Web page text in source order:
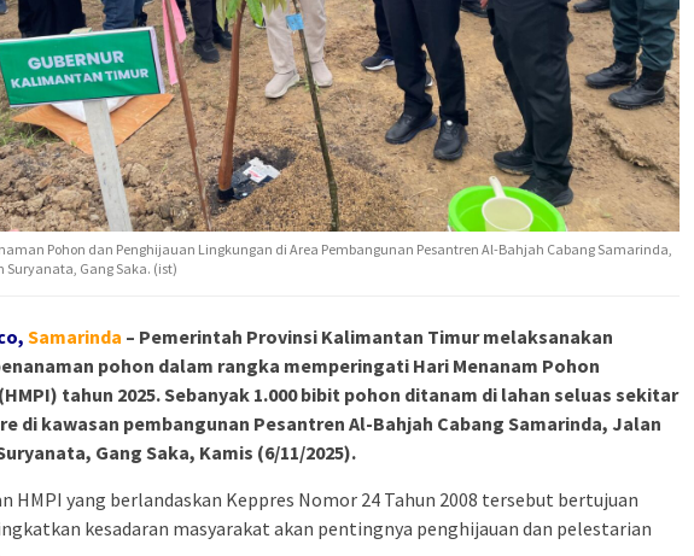
Pohon dan Penghijauan Lingkungan di Area Pembangunan Pesantren Al-Bahjah Cabang Samarinda,
Suryanata, Gang Saka. (ist)
Samarinda – Pemerintah Provinsi Kalimantan Timur melaksanakan
pohon dalam rangka memperingati Hari Menanam Pohon
tahun 2025. Sebanyak 1.000 bibit pohon ditanam di lahan seluas sekitar
di kawasan pembangunan Pesantren Al-Bahjah Cabang Samarinda, Jalan
Gang Saka, Kamis (6/11/2025).
HMPI yang berlandaskan Keppres Nomor 24 Tahun 2008 tersebut bertujuan
kesadaran masyarakat akan pentingnya penghijauan dan pelestarian